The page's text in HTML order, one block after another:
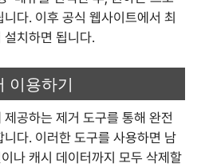
다. 이후 공식 웹사이트에서 최
설치하면 됩니다.
이용하기
공하는 제거 도구를 통해 완전
다. 이러한 도구를 사용하면 남
나 캐시 데이터까지 모두 삭제할